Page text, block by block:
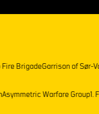
BrigadeGarrison of Sør-
Asymmetric Warfare Group